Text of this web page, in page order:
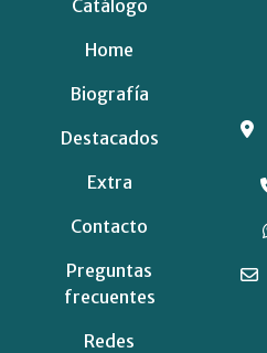
Catálogo
Home
Biografía
Destacados
Extra
Contacto
Preguntas
frecuentes
Redes